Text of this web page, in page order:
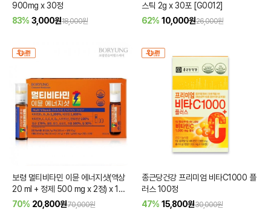
900mg x 30정
83% 3,000원18,000원
스틱 2g x 30포 [G0012]
62% 10,000원26,000원
보령 멀티비타민 이뮨 에너지샷(액상
20 ml + 정제 500 mg x 2정) x 10
병
70% 20,800원70,000원
종근당건강 프리미엄 비타C1000 플
러스 100정
47% 15,800원30,000원